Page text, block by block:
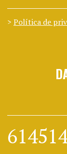
Política de